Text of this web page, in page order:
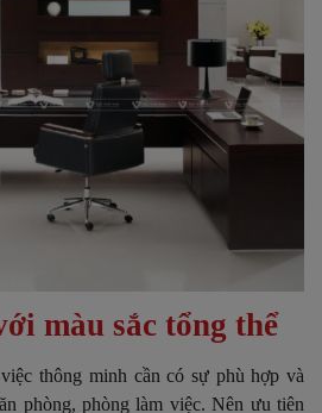
màu sắc tổng thể
thông minh cần có sự phù hợp và
phòng, phòng làm việc. Nên ưu tiên